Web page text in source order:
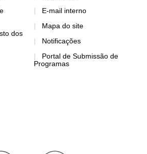
dos
E-mail interno
Mapa do site
Notificações
Portal de Submissão de
Programas